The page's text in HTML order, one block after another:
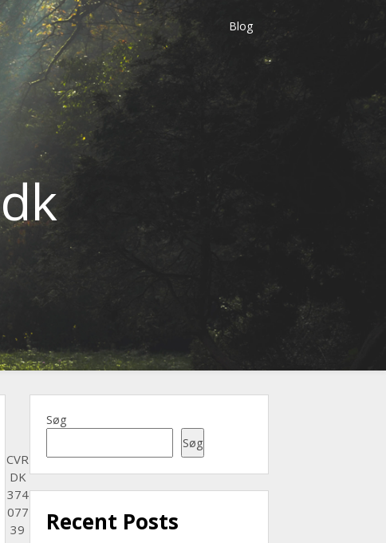
Blog
Søg
Søg
Recent Posts
CVR
DK
374
077
39